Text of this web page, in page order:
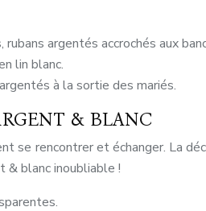
argentés accrochés aux
lin blanc.
à la sortie des mariés.
& BLANC
se rencontrer et échanger. La
& blanc inoubliable !